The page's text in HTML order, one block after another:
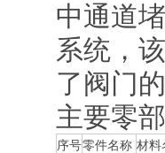
中通道
系统，
了阀门
主要零
序号零件名称 材料